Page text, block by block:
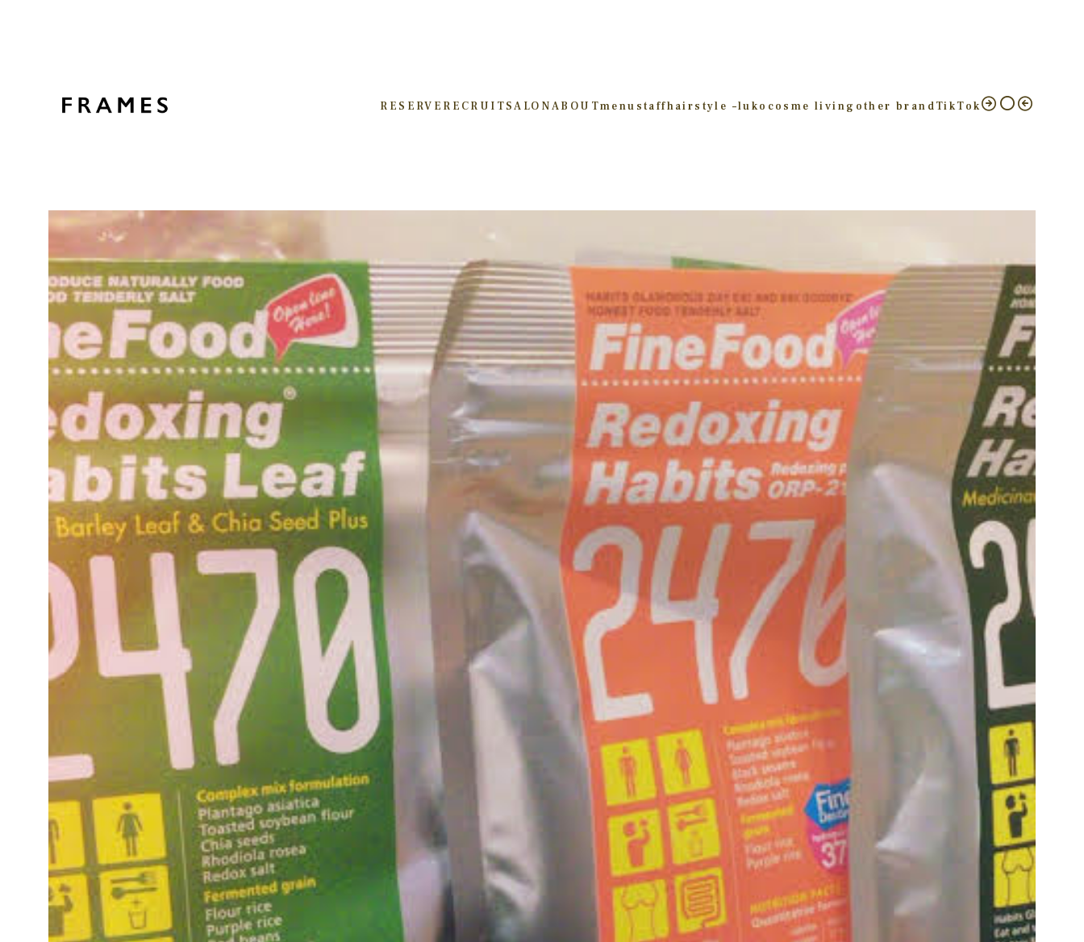
RESERVE RECRUITSALONABOUTmenu staffhairstyle –luko cosme living other brandTikTok